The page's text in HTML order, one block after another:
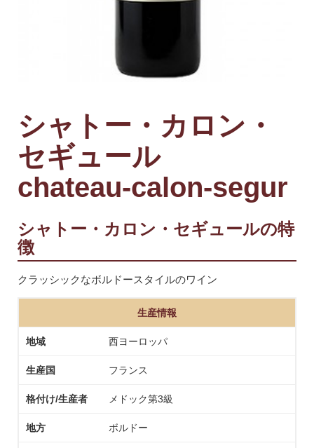
シャトー・カロン・
セギュール
chateau-calon-segur
シャトー・カロン・セギュールの特
徴
クラッシックなボルドースタイルのワイン
生産情報
地域 西ヨーロッパ
生産国 フランス
格付け/生産者 メドック第3級
地方 ボルドー